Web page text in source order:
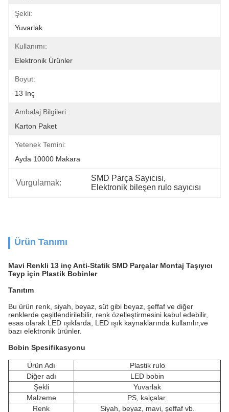
Şekli:
Yuvarlak
Kullanımı:
Elektronik Ürünler
Boyut:
13 Inç
Ambalaj Bilgileri:
Karton Paket
Yetenek Temini:
Ayda 10000 Makara
Vurgulamak:
SMD Parça Sayıcısı,
Elektronik bileşen rulo sayıcısı
Ürün Tanımı
Mavi Renkli 13 inç Anti-Statik SMD Parçalar Montaj Taşıyıcı
Teyp için Plastik Bobinler
Tanıtım
Bu ürün renk, siyah, beyaz, süt gibi beyaz, şeffaf ve diğer
renklerde çeşitlendirilebilir, renk özelleştirmesini kabul edebilir,
esas olarak LED ışıklarda, LED ışık kaynaklarında kullanılır,ve
bazı elektronik ürünler.
Bobin Spesifikasyonu
Ürün Adı
Plastik rulo
Diğer adı
LED bobin
Şekli
Yuvarlak
Malzeme
PS, kalçalar.
Renk
Siyah, beyaz, mavi, şeffaf vb.